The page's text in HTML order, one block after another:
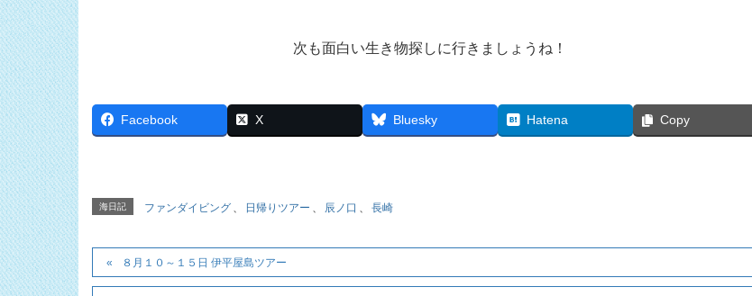
次も面白い生き物探しに行きましょうね！
Facebook X Bluesky Hatena Copy
海日記 ファンダイビング 、 日帰りツアー 、 辰ノ口 、 長崎
８月１０～１５日 伊平屋島ツアー